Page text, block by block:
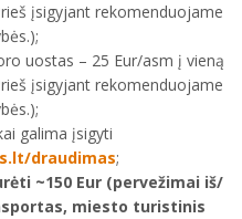
įsigyjant rekomenduojame
uostas – 25 Eur/asm į vieną
įsigyjant rekomenduojame
galima įsigyti
draudimas;
~150 Eur (pervežimai iš/
miesto turistinis